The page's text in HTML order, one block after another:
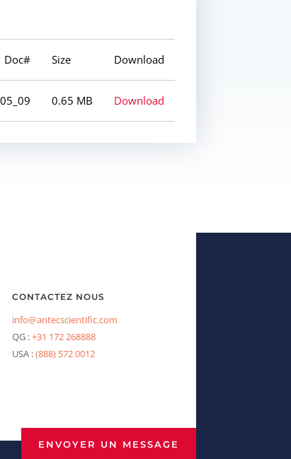
Doc# Size Download
0.65 MB Download
CONTACTEZ NOUS
info@antecscientific.com
QG :+31 172 268888
USA :(888) 572 0012
ENVOYER UN MESSAGE